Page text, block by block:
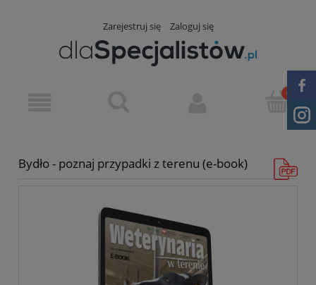
Zarejestruj się Zaloguj się
Bydło - poznaj przypadki z terenu (e-book)